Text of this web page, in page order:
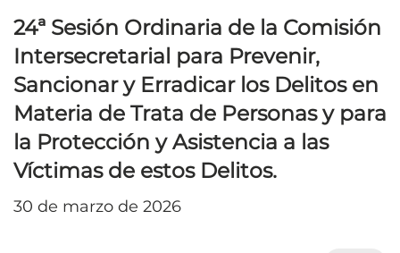
24ª Sesión Ordinaria de la Comisión
Intersecretarial para Prevenir,
Sancionar y Erradicar los Delitos en
Materia de Trata de Personas y para
la Protección y Asistencia a las
Víctimas de estos Delitos.
30 de marzo de 2026